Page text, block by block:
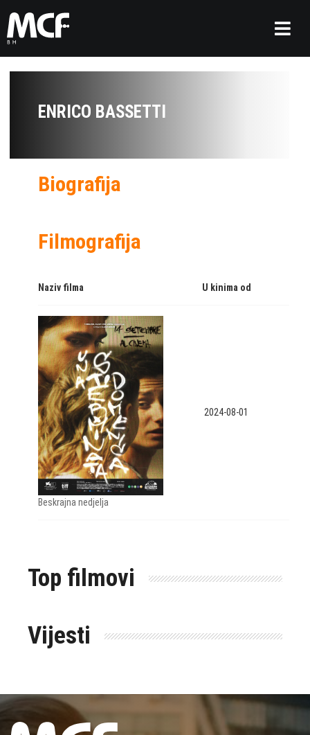
ENRICO BASSETTI
Biografija
Filmografija
Naziv filma U kinima od
Beskrajna nedjelja
2024-08-01
Top filmovi
Vijesti